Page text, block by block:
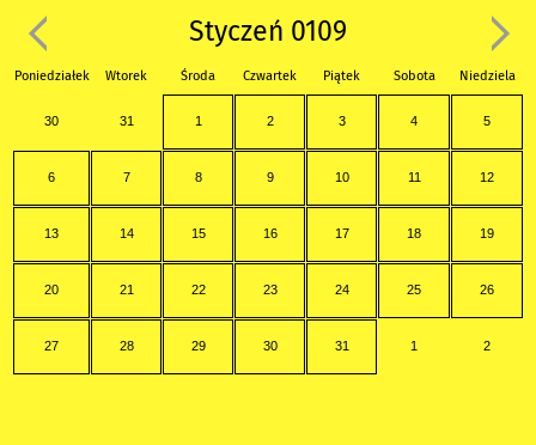
Styczeń 0109
Poniedziałek Wtorek Środa Czwartek Piątek Sobota Niedziela
30 31 1 2 3 4 5
6 7 8 9 10 11 12
13 14 15 16 17 18 19
20 21 22 23 24 25 26
27 28 29 30 31 1 2